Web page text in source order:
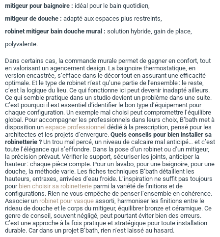
mitigeur pour baignoire : idéal pour le bain quotidien,
mitigeur de douche : adapté aux espaces plus restreints,
robinet mitigeur bain douche mural : solution hybride, gain de place,
polyvalente.
Dans certains cas, la commande murale permet de gagner en confort, tout
en valorisant un agencement design. La baignoire thermostatique, en
version encastrée, s’efface dans le décor tout en assurant une efficacité
optimale. Et le type de robinet n’est qu’une partie de l'ensemble : le reste,
c’est la logique du lieu. Ce qui fonctionne ici peut devenir inadapté ailleurs.
Ce qui semble pratique dans un studio devient un problème dans une suite.
C’est pourquoi il est essentiel d’identifier le bon type d’équipement pour
chaque configuration. Un exemple mal choisi peut compromettre l’équilibre
global. Pour accompagner les professionnels dans leurs choix, B’bath met à
disposition un espace professionnel dédié à la prescription, pensé pour les
architectes et les projets d’envergure. Quels conseils pour bien installer sa
robinetterie ? Un trou mal percé, un niveau de calcaire mal anticipé… et c’est
toute l’élégance qui s’effondre. Dans la pose d’un robinet ou d’un mitigeur,
la précision prévaut. Vérifier le support, sécuriser les joints, anticiper la
hauteur : chaque pièce compte. Pour un lavabo, pour une baignoire, pour une
douche, la méthode varie. Les fiches techniques B’bath détaillent les
hauteurs, entraxes, arrivées d’eau froide. L’inspiration ne suffit pas toujours
pour bien choisir sa robinetterie parmi la variété de finitions et de
configurations. Rien ne vous empêche de penser l’ensemble en cohérence.
Associer un robinet pour vasque assorti, harmoniser les finitions entre le
rideau de douche et le corps du mitigeur, équilibrer bronze et céramique. Ce
genre de conseil, souvent négligé, peut pourtant éviter bien des erreurs.
C’est une approche à la fois pratique et stratégique pour toute installation
durable. Car dans un projet B’bath, rien n’est laissé au hasard.